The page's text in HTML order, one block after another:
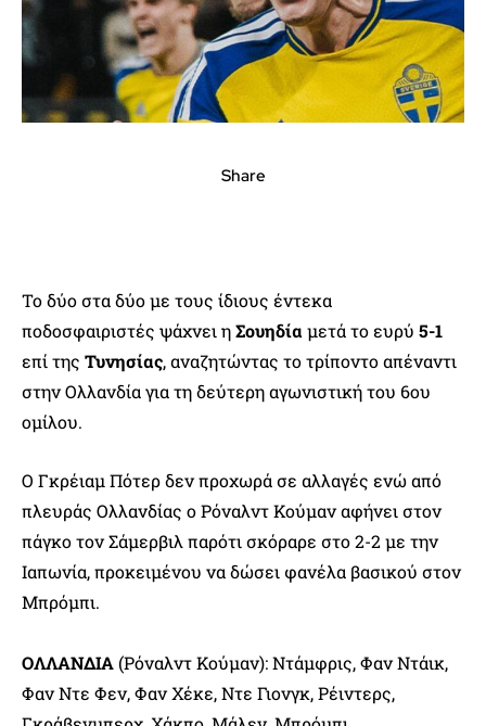
Share
Το δύο στα δύο με τους ίδιους έντεκα
ποδοσφαιριστές ψάχνει ηΣουηδίαμετά το ευρύ 5-1
επί της Τυνησίας, αναζητώντας το τρίποντο απέναντι
στην Ολλανδία για τη δεύτερη αγωνιστική του 6ου
ομίλου.
Ο Γκρέιαμ Πότερ δεν προχωρά σε αλλαγές ενώ από
πλευράς Ολλανδίας ο Ρόναλντ Κούμαν αφήνει στον
πάγκο τον Σάμερβιλ παρότι σκόραρε στο 2-2 με την
Ιαπωνία, προκειμένου να δώσει φανέλα βασικού στον
Μπρόμπι.
ΟΛΛΑΝΔΙΑ(Ρόναλντ Κούμαν): Ντάμφρις, Φαν Ντάικ,
Φαν Ντε Φεν, Φαν Χέκε, Ντε Γιονγκ, Ρέιντερς,